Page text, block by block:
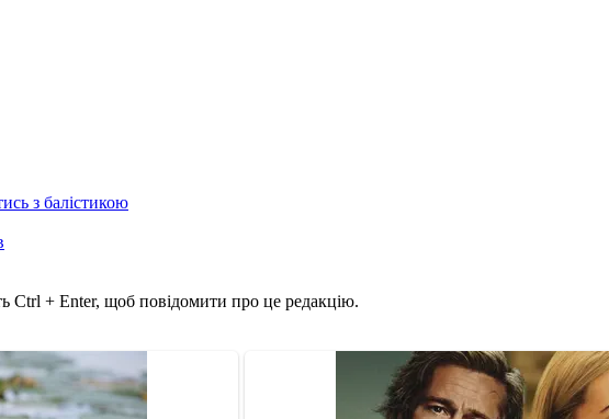
з балістикою
Ctrl + Enter, щоб повідомити про це редакцію.